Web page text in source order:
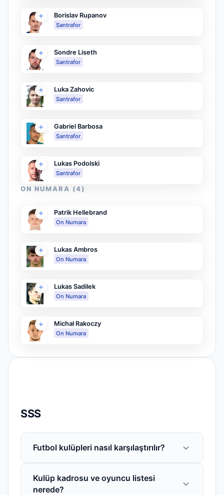
Borislav Rupanov
Santrafor
Sondre Liseth
Santrafor
Luka Zahovic
Santrafor
Gabriel Barbosa
Santrafor
Lukas Podolski
Santrafor
ON NUMARA (4)
Patrik Hellebrand
On Numara
Lukas Ambros
On Numara
Lukas Sadilek
On Numara
Michał Rakoczy
On Numara
SSS
Futbol kulüpleri nasıl karşılaştırılır?
ekle" butonu ile karşılaştırmak istediğiniz
Kulüp kadrosu ve oyuncu listesi
nerede?